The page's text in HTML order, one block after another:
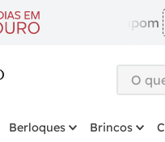
com cupom
O que
Berloques Brincos